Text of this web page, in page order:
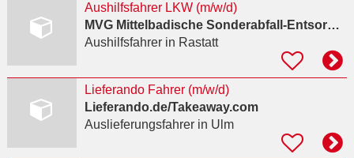
Aushilfsfahrer LKW (m/w/d)
MVG Mittelbadische Sonderabfall-Entsorgung
Aushilfsfahrerin Rastatt
Lieferando Fahrer (m/w/d)
Lieferando.de/Takeaway.com
Auslieferungsfahrerin Ulm